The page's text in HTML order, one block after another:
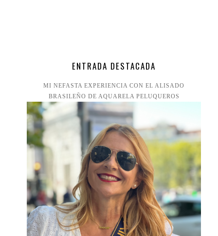
ENTRADA DESTACADA
MI NEFASTA EXPERIENCIA CON EL ALISADO
BRASILEÑO DE AQUARELA PELUQUEROS